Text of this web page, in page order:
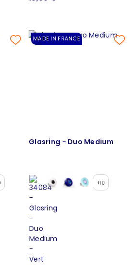
MADE IN FRANCE
Glasring - Duo Medium
+10